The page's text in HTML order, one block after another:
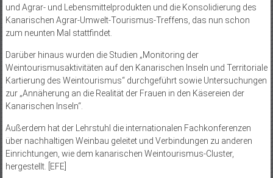
und Agrar- und Lebensmittelprodukten und die Konsolidierung des
Kanarischen Agrar-Umwelt-Tourismus-Treffens, das nun schon
zum neunten Mal stattfindet.
Darüber hinaus wurden die Studien „Monitoring der
Weintourismusaktivitäten auf den Kanarischen Inseln und Territoriale
Kartierung des Weintourismus“ durchgeführt sowie Untersuchungen
zur „Annäherung an die Realität der Frauen in den Käsereien der
Kanarischen Inseln“.
Außerdem hat der Lehrstuhl die internationalen Fachkonferenzen
über nachhaltigen Weinbau geleitet und Verbindungen zu anderen
Einrichtungen, wie dem kanarischen Weintourismus-Cluster,
hergestellt. [EFE]